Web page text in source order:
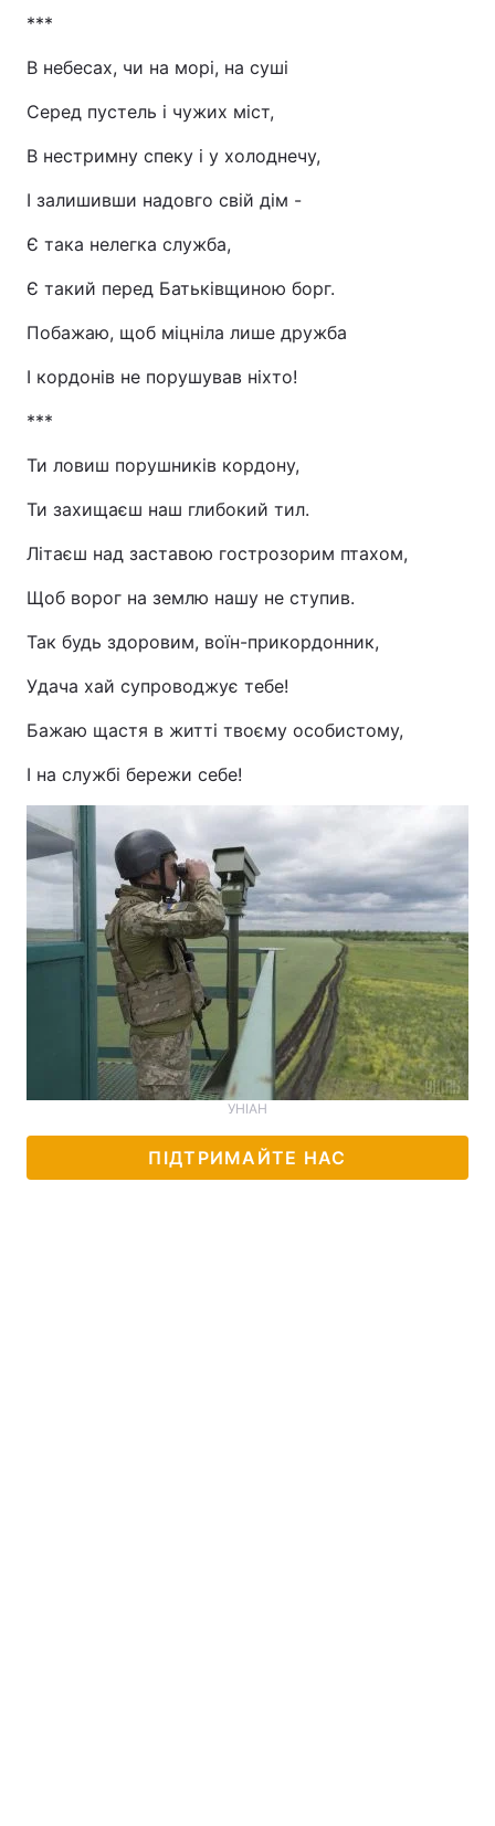
***
В небесах, чи на морі, на суші
Серед пустель і чужих міст,
В нестримну спеку і у холоднечу,
І залишивши надовго свій дім -
Є така нелегка служба,
Є такий перед Батьківщиною борг.
Побажаю, щоб міцніла лише дружба
І кордонів не порушував ніхто!
***
Ти ловиш порушників кордону,
Ти захищаєш наш глибокий тил.
Літаєш над заставою гострозорим птахом,
Щоб ворог на землю нашу не ступив.
Так будь здоровим, воїн-прикордонник,
Удача хай супроводжує тебе!
Бажаю щастя в житті твоєму особистому,
І на службі бережи себе!
УНІАН
ПІДТРИМАЙТЕ НАС